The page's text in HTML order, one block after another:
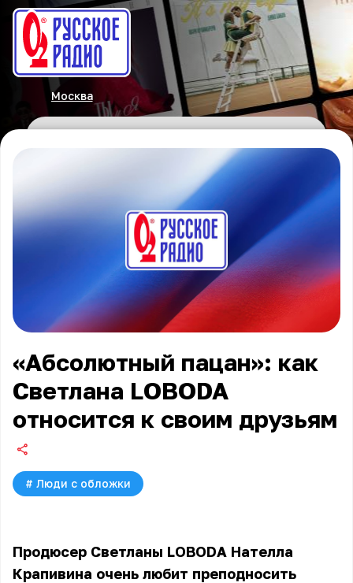
Москва
«Абсолютный пацан»: как
Светлана LOBODA
относится к своим друзьям
# Люди с обложки
Продюсер Светланы LOBODA Нателла
Крапивина очень любит преподносить